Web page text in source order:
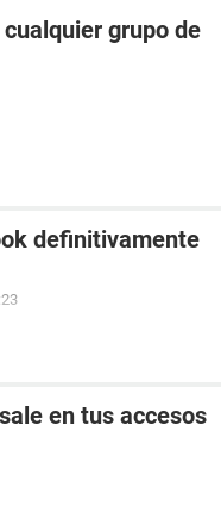
grupo de
definitivamente
en tus accesos